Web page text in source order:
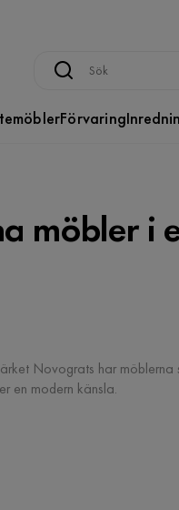
Förvaring
möbler i
Novograts har
en modern känsla.